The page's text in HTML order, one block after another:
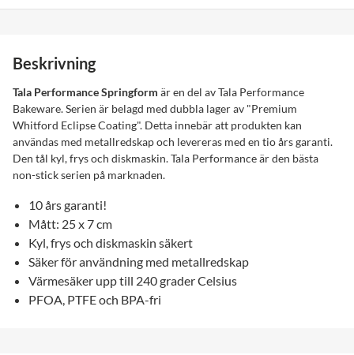
Beskrivning
Tala Performance Springform är en del av Tala Performance
Bakeware. Serien är belagd med dubbla lager av "Premium
Whitford Eclipse Coating". Detta innebär att produkten kan
användas med metallredskap och levereras med en tio års garanti.
Den tål kyl, frys och diskmaskin. Tala Performance är den bästa
non-stick serien på marknaden.
10 års garanti!
Mått: 25 x 7 cm
Kyl, frys och diskmaskin säkert
Säker för användning med metallredskap
Värmesäker upp till 240 grader Celsius
PFOA, PTFE och BPA-fri